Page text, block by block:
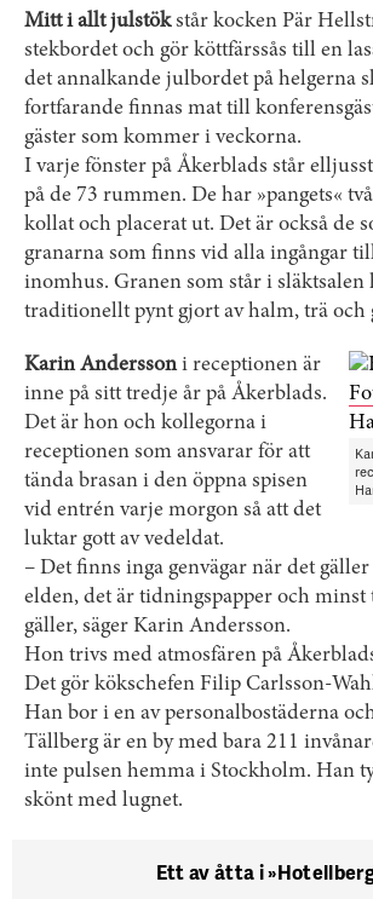
Mitt i allt julstökstår kocken Pär
stekbordet och gör köttfärssås till en
det annalkande julbordet på helgerna
fortfarande finnas mat till
gäster som kommer i veckorna.
I varje fönster på Åkerblads står
på de 73 rummen. De har »pangets«
kollat och placerat ut. Det är också de
granarna som finns vid alla ingångar
inomhus. Granen som står i släktsalen
traditionellt pynt gjort av halm, trä och
Karin Anderssoni receptionen är
inne på sitt tredje år på Åkerblads.
Det är hon och kollegorna i
receptionen som ansvarar för att
tända brasan i den öppna spisen
vid entrén varje morgon så att det
luktar gott av vedeldat.
– Det finns inga genvägar när det gäller
elden, det är tidningspapper och minst
gäller, säger Karin Andersson.
Hon trivs med atmosfären på
Det gör kökschefen Filip Carlsson-
Han bor i en av personalbostäderna
Tällberg är en by med bara 211
inte pulsen hemma i Stockholm. Han
skönt med lugnet.
Ett av åtta i